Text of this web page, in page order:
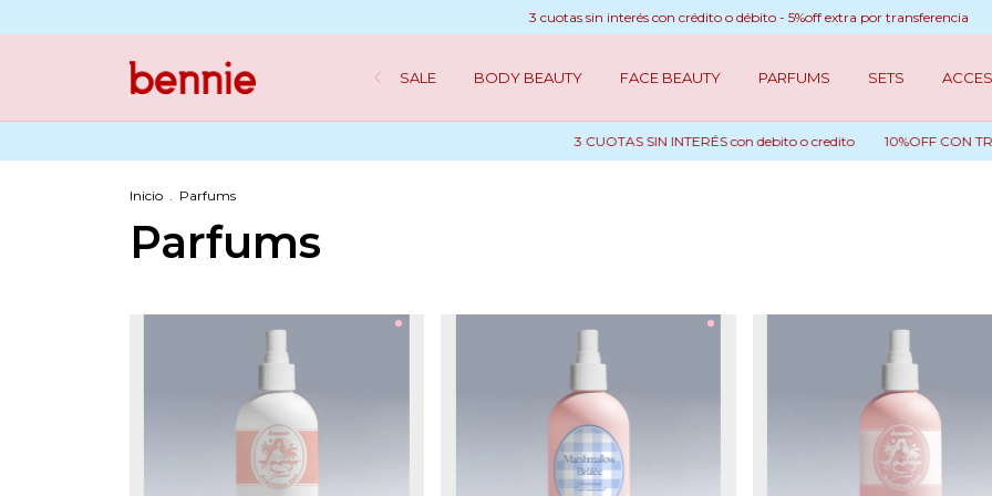
3 cuotas sin interés con crédito o débito - 5%off extra por transferencia
SALE BODY BEAUTY FACE BEAUTY PARFUMS SETS
3 CUOTAS SIN INTERÉS con debito o credito 10%OFF CON
Inicio . Parfums
Parfums